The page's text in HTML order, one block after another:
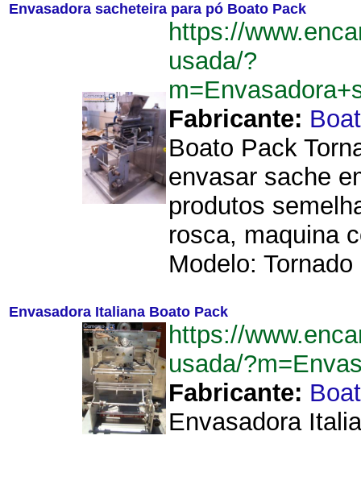
Envasadora sacheteira para pó Boato Pack
https://
usada/?
Fabricante:
Boato Pack
envasar sache
produtos
rosca, maquina
Modelo:
Envasadora Italiana Boato Pack
https://
usada/
Fabricante:
Envasadora